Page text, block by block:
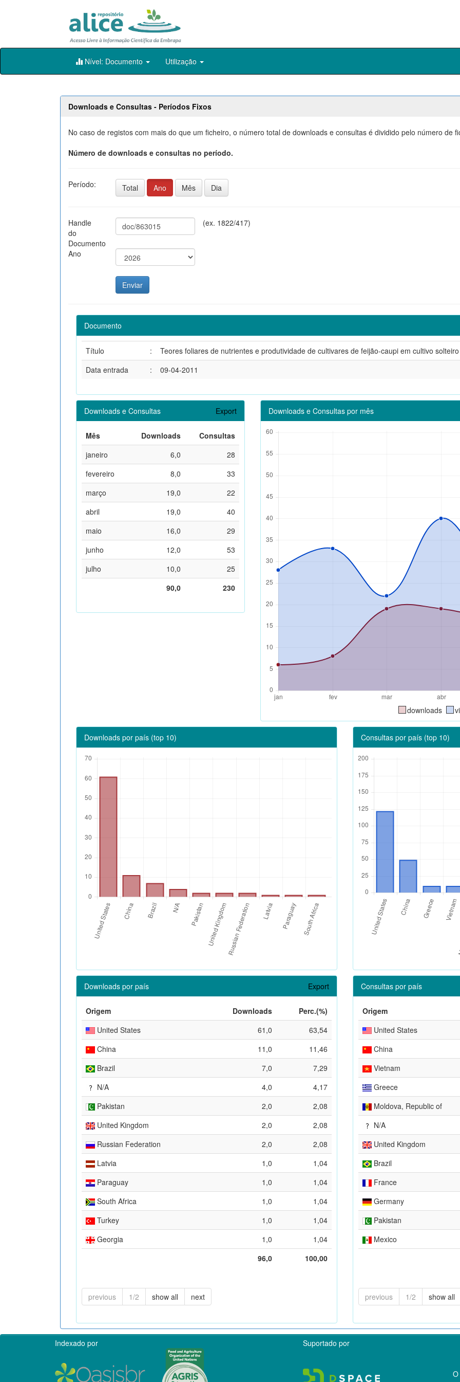
Skip
Nível: Documento Utilização
Downloads e Consultas - Períodos Fixos
No caso de registos com mais do que um ficheiro, o número total de downloads e consultas é dividido pelo número de
Número de downloads e consultas no período.
Período: Total Ano Mês Dia
Handle
do
Documento
(ex. 1822/417)
Ano
Documento
Título :
Teores foliares de nutrientes e produtividade de cultivares de feijão-caupi em cultivo
Data entrada
: 09-04-2011
Downloads e Consultas Export
Mês Downloads
Consultas
janeiro
6,0
28
fevereiro
8,0
33
março
19,0
22
abril
19,0
40
maio
16,0
29
junho
12,0
53
julho
10,0
25
90,0
230
Downloads e Consultas por mês
downloads
Downloads por país (top 10) Consultas por país (top 10)
Downloads por país Export
Origem Downloads
Perc.(%)
United States
61,0
63,54
China
11,0
11,46
Brazil
7,0
7,29
N/A
4,0
4,17
Pakistan
2,0
2,08
United Kingdom
2,0
2,08
Russian Federation
2,0
2,08
Latvia
1,0
1,04
Paraguay
1,0
1,04
South Africa
1,0
1,04
Turkey
1,0
1,04
Georgia
1,0
1,04
96,0
100,00
previous 1/2 show all next
Consultas por país
Origem
United States
China
Vietnam
Greece
Moldova, Republic of
N/A
United Kingdom
Brazil
France
Germany
Pakistan
Mexico
previous 1/2 show all
Indexado por Suportado por